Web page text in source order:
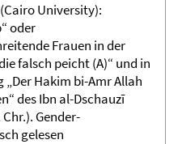
University):
oder
Frauen in der
falsch peicht (A)“ und in
„Der Hakim bi-Amr Allah
des Ibn al-Dschauzī
Chr.). Gender-
gelesen